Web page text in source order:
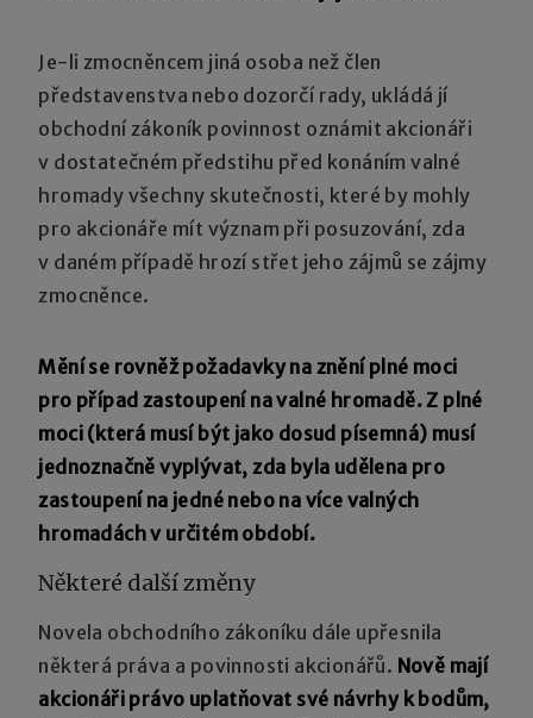
Je-li zmocněncem jiná osoba než člen
představenstva nebo dozorčí rady, ukládá jí
obchodní zákoník povinnost oznámit akcionáři
v dostatečném předstihu před konáním valné
hromady všechny skutečnosti, které by mohly
pro akcionáře mít význam při posuzování, zda
v daném případě hrozí střet jeho zájmů se zájmy
zmocněnce.
Mění se rovněž požadavky na znění plné moci
pro případ zastoupení na valné hromadě. Z plné
moci (která musí být jako dosud písemná) musí
jednoznačně vyplývat, zda byla udělena pro
zastoupení na jedné nebo na více valných
hromadách v určitém období.
Některé další změny
Novela obchodního zákoníku dále upřesnila
některá práva a povinnosti akcionářů. Nově mají
akcionáři právo uplatňovat své návrhy k bodům,